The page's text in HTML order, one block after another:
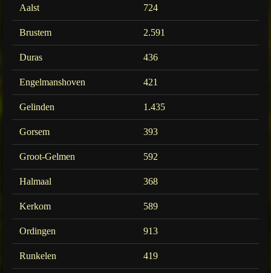
Aalst 724
Brustem 2.591
Duras 436
Engelmanshoven 421
Gelinden 1.435
Gorsem 393
Groot-Gelmen 592
Halmaal 368
Kerkom 589
Ordingen 913
Runkelen 419